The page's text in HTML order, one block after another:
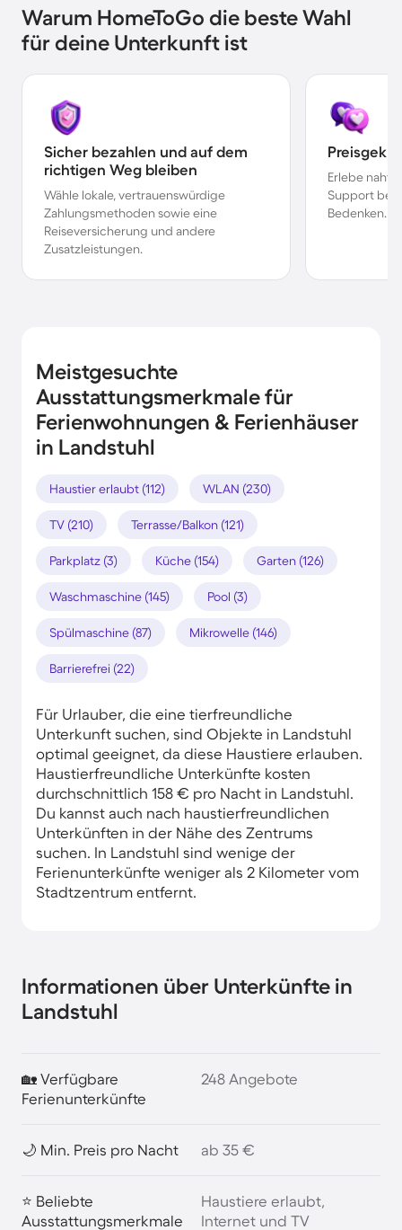
Warum HomeToGo die beste Wahl
für deine Unterkunft ist
Sicher bezahlen und auf dem
richtigen Weg bleiben
Wähle lokale, vertrauenswürdige
Zahlungsmethoden sowie eine
Reiseversicherung und andere
Zusatzleistungen.
Erlebe
Support bei
Bedenken.
Meistgesuchte
Ausstattungsmerkmale für
Ferienwohnungen & Ferienhäuser
in Landstuhl
Haustier erlaubt (112) WLAN (230)
TV (210) Terrasse/Balkon (121)
Parkplatz (3) Küche (154) Garten (126)
Waschmaschine (145) Pool (3)
Spülmaschine (87) Mikrowelle (146)
Barrierefrei (22)
Für Urlauber, die eine tierfreundliche
Unterkunft suchen, sind Objekte in Landstuhl
optimal geeignet, da diese Haustiere erlauben.
Haustierfreundliche Unterkünfte kosten
durchschnittlich 158 € pro Nacht in Landstuhl.
Du kannst auch nach haustierfreundlichen
Unterkünften in der Nähe des Zentrums
suchen. In Landstuhl sind wenige der
Ferienunterkünfte weniger als 2 Kilometer vom
Stadtzentrum entfernt.
Informationen über Unterkünfte in
Landstuhl
🏡 Verfügbare
Ferienunterkünfte
248 Angebote
🌙 Min. Preis pro Nacht ab 35 €
⭐ Beliebte
Ausstattungsmerkmale
Haustiere erlaubt,
Internet und TV